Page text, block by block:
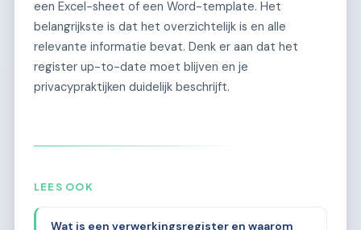
een Excel-sheet of een Word-template. Het
belangrijkste is dat het overzichtelijk is en alle
relevante informatie bevat. Denk er aan dat het
register up-to-date moet blijven en je
privacypraktijken duidelijk beschrijft.
LEES OOK
Wat is een verwerkingsregister en waarom